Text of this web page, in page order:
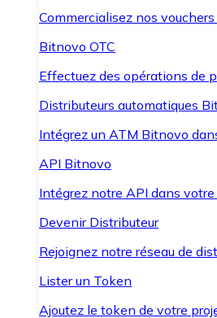
Commercialisez nos
Bitnovo OTC
Effectuez des opérations de
Distributeurs automatiques
Intégrez un ATM Bitnovo
API Bitnovo
Intégrez notre API dans
Devenir Distributeur
Rejoignez notre réseau de
Lister un Token
Ajoutez le token de votre